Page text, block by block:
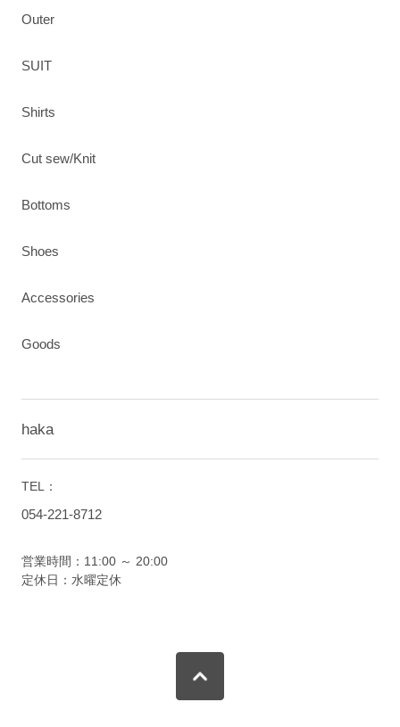
Outer
SUIT
Shirts
Cut sew/Knit
Bottoms
Shoes
Accessories
Goods
haka
TEL：
054-221-8712
営業時間：11:00 ～ 20:00
定休日：水曜定休